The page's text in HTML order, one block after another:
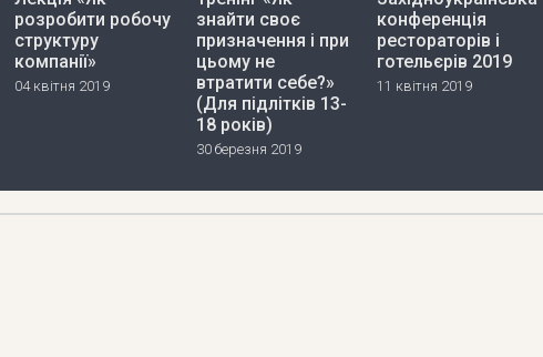
розробити робочу
структуру
компанії»
04 квітня 2019
знайти своє
призначення і при
цьому не
втратити себе?»
(Для підлітків 13-
18 років)
30 березня 2019
конференція
рестораторів і
готельєрів 2019
11 квітня 2019